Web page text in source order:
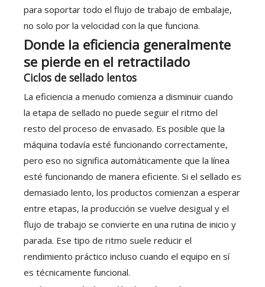
para soportar todo el flujo de trabajo de embalaje,
no solo por la velocidad con la que funciona.
Donde la eficiencia generalmente
se pierde en el retractilado
Ciclos de sellado lentos
La eficiencia a menudo comienza a disminuir cuando
la etapa de sellado no puede seguir el ritmo del
resto del proceso de envasado. Es posible que la
máquina todavía esté funcionando correctamente,
pero eso no significa automáticamente que la línea
esté funcionando de manera eficiente. Si el sellado es
demasiado lento, los productos comienzan a esperar
entre etapas, la producción se vuelve desigual y el
flujo de trabajo se convierte en una rutina de inicio y
parada. Ese tipo de ritmo suele reducir el
rendimiento práctico incluso cuando el equipo en sí
es técnicamente funcional.